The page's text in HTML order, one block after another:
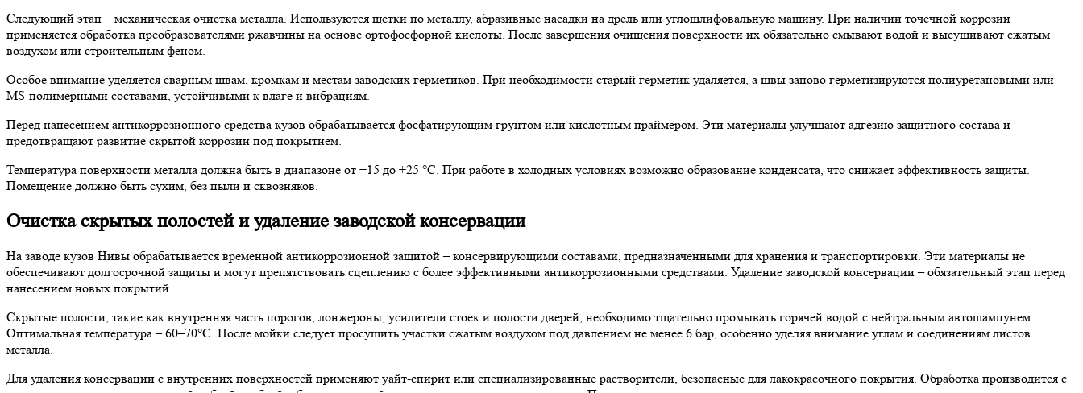
Следующий этап – механическая очистка металла. Используются щетки по металлу, абразивные насадки на дрель или углошлифовальную машину. При наличии точечной коррозии
применяется обработка преобразователями ржавчины на основе ортофосфорной кислоты. После завершения очищения поверхности их обязательно смывают водой и высушивают сжатым
воздухом или строительным феном.
Особое внимание уделяется сварным швам, кромкам и местам заводских герметиков. При необходимости старый герметик удаляется, а швы заново герметизируются полиуретановыми или
MS-полимерными составами, устойчивыми к влаге и вибрациям.
Перед нанесением антикоррозионного средства кузов обрабатывается фосфатирующим грунтом или кислотным праймером. Эти материалы улучшают адгезию защитного состава и
предотвращают развитие скрытой коррозии под покрытием.
Температура поверхности металла должна быть в диапазоне от +15 до +25 °C. При работе в холодных условиях возможно образование конденсата, что снижает эффективность защиты.
Помещение должно быть сухим, без пыли и сквозняков.
Очистка скрытых полостей и удаление заводской консервации
На заводе кузов Нивы обрабатывается временной антикоррозионной защитой – консервирующими составами, предназначенными для хранения и транспортировки. Эти материалы не
обеспечивают долгосрочной защиты и могут препятствовать сцеплению с более эффективными антикоррозионными средствами. Удаление заводской консервации – обязательный этап перед
нанесением новых покрытий.
Скрытые полости, такие как внутренняя часть порогов, лонжероны, усилители стоек и полости дверей, необходимо тщательно промывать горячей водой с нейтральным автошампунем.
Оптимальная температура – 60–70°C. После мойки следует просушить участки сжатым воздухом под давлением не менее 6 бар, особенно уделяя внимание углам и соединениям листов
металла.
Для удаления консервации с внутренних поверхностей применяют уайт-спирит или специализированные растворители, безопасные для лакокрасочного покрытия. Обработка производится с